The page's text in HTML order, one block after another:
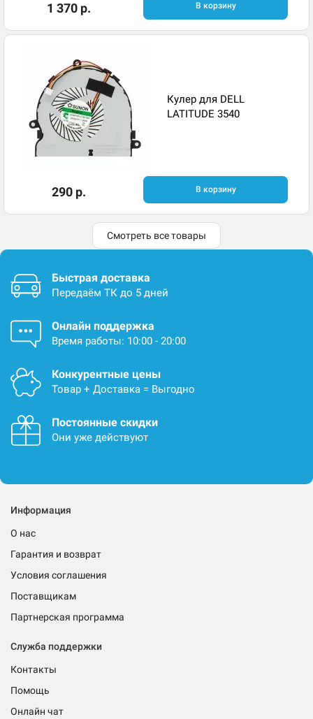
1 370 р. В корзину
Кулер для DELL
LATITUDE 3540
290 р. В корзину
Смотреть все товары
Быстрая доставка
Передаём ТК до 5 дней
Онлайн поддержка
Время работы: 10:00 - 20:00
Конкурентные цены
Товар + Доставка = Выгодно
Постоянные скидки
Они уже действуют
Информация
О нас
Гарантия и возврат
Условия соглашения
Поставщикам
Партнерская программа
Служба поддержки
Контакты
Помощь
Онлайн чат